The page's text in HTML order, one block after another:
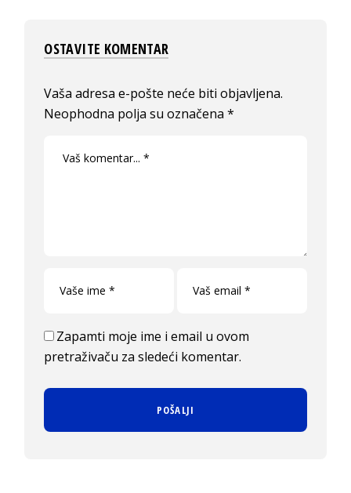
OSTAVITE KOMENTAR
Vaša adresa e-pošte neće biti objavljena.
Neophodna polja su označena*
Zapamti moje ime i email u ovom
pretraživaču za sledeći komentar.